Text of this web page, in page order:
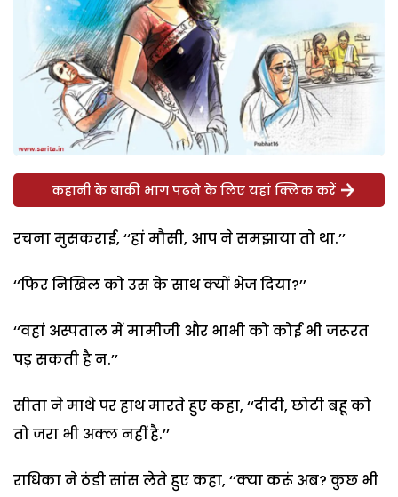
कहानी के बाकी भाग पढ़ने के लिए यहां क्लिक करें
रचना मुसकराई, ‘‘हां मौसी, आप ने समझाया तो था.’’
‘‘फिर निखिल को उस के साथ क्यों भेज दिया?’’
‘‘वहां अस्पताल में मामीजी और भाभी को कोई भी जरूरत
पड़ सकती है न.’’
सीता ने माथे पर हाथ मारते हुए कहा, ‘‘दीदी, छोटी बहू को
तो जरा भी अक्ल नहीं है.’’
राधिका ने ठंडी सांस लेते हुए कहा, ‘‘क्या करूं अब? कुछ भी